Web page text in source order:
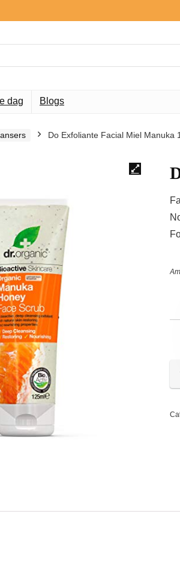
dag Blogs
Do Exfoliante Facial Miel Manuka